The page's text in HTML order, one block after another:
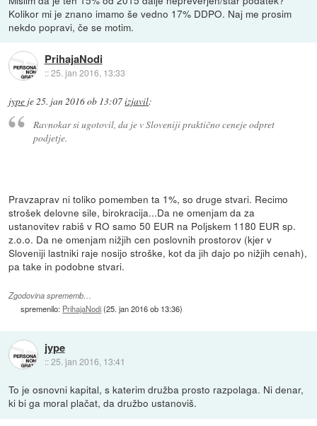
Kolikor mi je znano imamo še vedno 17% DDPO. Naj me prosim
nekdo popravi, če se motim.
PrihajaNodi
::25. jan 2016, 13:33
jype je25. jan 2016 ob 13:07izjavil:
Ravnokar si ugotovil, da je v Sloveniji praktično ceneje odpret
podjetje.
Pravzaprav ni toliko pomemben ta 1%, so druge stvari. Recimo
strošek delovne sile, birokracija...Da ne omenjam da za
ustanovitev rabiš v RO samo 50 EUR na Poljskem 1180 EUR sp.
z.o.o. Da ne omenjam nižjih cen poslovnih prostorov (kjer v
Sloveniji lastniki raje nosijo stroške, kot da jih dajo po nižjih cenah),
pa take in podobne stvari.
Zgodovina sprememb…
spremenilo: PrihajaNodi(25. jan 2016 ob 13:36)
jype
::25. jan 2016, 13:41
To je osnovni kapital, s katerim družba prosto razpolaga. Ni denar,
ki bi ga moral plačat, da družbo ustanoviš.